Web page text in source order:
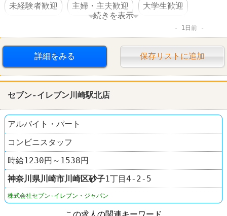
未経験者歓迎 主婦・主夫歓迎 大学生歓迎
駅チカ
カラオケ コート・ダジュール
続きを表示
1日前
詳細をみる 保存リストに追加
セブン-イレブン川崎駅北店
アルバイト・パート
コンビニスタッフ
時給1230円～1538円
神奈川県川崎市川崎区砂子1丁目4-2-5
株式会社セブン-イレブン・ジャパン
この求人の関連キーワード